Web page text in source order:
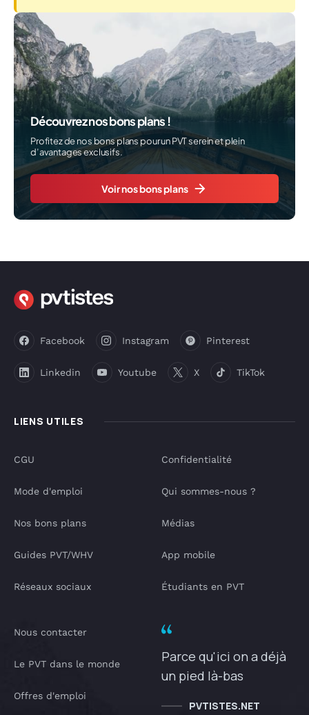
Découvrez nos bons plans !
Profitez de nos bons plans pour un PVT serein et plein
d’avantages exclusifs.
Voir nos bons plans
LIENS UTILES
Facebook Instagram Pinterest
Linkedin Youtube X TikTok
CGU
Mode d'emploi
Nos bons plans
Guides PVT/WHV
Réseaux sociaux
Confidentialité
Qui sommes-nous ?
Médias
App mobile
Étudiants en PVT
Nous contacter
Le PVT dans le monde
Offres d'emploi
Parce qu'ici on a déjà
un pied là-bas
PVTISTES.NET